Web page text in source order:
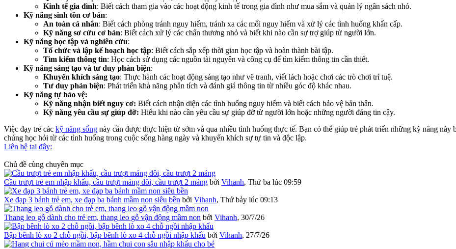
Kinh tế gia đình: Biết cách tham gia vào các hoạt động kinh tế trong gia đình như mua sắm và quản lý ngân sách nhỏ.
Kỹ năng sinh tồn cơ bản:
An toàn cá nhân: Biết cách phòng tránh nguy hiểm, tránh xa các mối nguy hiểm và xử lý các tình huống khẩn cấp.
Kỹ năng sơ cứu cơ bản: Biết cách xử lý các chấn thương nhỏ và biết khi nào cần sự trợ giúp từ người lớn.
Kỹ năng học tập và nghiên cứu:
Tổ chức và lập kế hoạch học tập: Biết cách sắp xếp thời gian học tập và hoàn thành bài tập.
Tìm kiếm thông tin: Học cách sử dụng các nguồn tài nguyên và công cụ để tìm kiếm thông tin cần thiết.
Kỹ năng sáng tạo và tư duy phản biện:
Khuyến khích sáng tạo: Thực hành các hoạt động sáng tạo như vẽ tranh, viết lách hoặc chơi các trò chơi trí tuệ.
Tư duy phản biện: Phát triển khả năng phân tích và đánh giá thông tin từ nhiều góc độ khác nhau.
Kỹ năng tự bảo vệ:
Kỹ năng nhận biết nguy cơ: Biết cách nhận diện các tình huống nguy hiểm và biết cách bảo vệ bản thân.
Kỹ năng yêu cầu sự giúp đỡ: Hiểu khi nào cần yêu cầu sự giúp đỡ từ người lớn hoặc những người đáng tin cậy.
Việc dạy trẻ các kỹ năng sống này cần được thực hiện từ sớm và qua nhiều tình huống thực tế. Bạn có thể giúp trẻ phát triển những kỹ năng
chúng học hỏi từ các tình huống trong cuộc sống hàng ngày và khuyến khích sự tự tin và độc lập.
Liên hệ tai đây:
Chủ đề cùng chuyên mục
Cầu trượt trẻ em nhập khẩu, cầu trượt máng đôi, cầu trượt 2 máng bởi Vihanh, Thứ ba lúc 09:59
Xe đạp 3 bánh trẻ em, xe đạp ba bánh mầm non siêu bền bởi Vihanh, Thứ bảy lúc 09:13
Thang leo gỗ dành cho trẻ em, thang leo gỗ vận động mầm non bởi Vihanh, 30/7/26
Bập bênh lò xo 2 chỗ ngồi, bập bênh lò xo 4 chỗ ngồi nhập khẩu bởi Vihanh, 27/7/26